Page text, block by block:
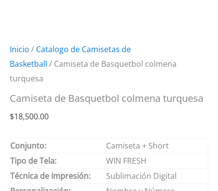
Inicio / Catalogo de Camisetas de
Basketball / Camiseta de Basquetbol colmena
turquesa
Camiseta de Basquetbol colmena turquesa
$18,500.00
Conjunto:
Camiseta + Short
Tipo de Tela:
WIN FRESH
Técnica de Impresión:
Sublimación Digital